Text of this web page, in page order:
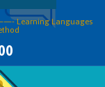
Learning Languages